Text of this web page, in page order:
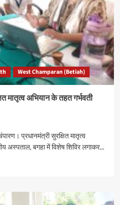
West Champaran (Betiah)
मातृत्व अभियान के तहत गर्भवती
प्रधानमंत्री सुरक्षित मातृत्व
बगहा में विशेष शिविर लगाकर...